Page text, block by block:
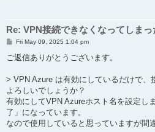
Re: VPN接続できなくなってしまっ
P
s
t
Fri May 09, 2025 1:04 pm
ご返信ありがとうございます。
> VPN Azure は有効にしているだけで、
よろしいでしょうか？
有効にしてVPN Azureホスト名を設定し
了」になっています。
なので使用していると思っていますが間